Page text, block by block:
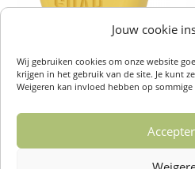
Jouw cookie
Wij gebruiken cookies om onze website
krijgen in het gebruik van de site. Je kunt
Weigeren kan invloed hebben op sommige
Shampoo Bar Vanilla & Cherry